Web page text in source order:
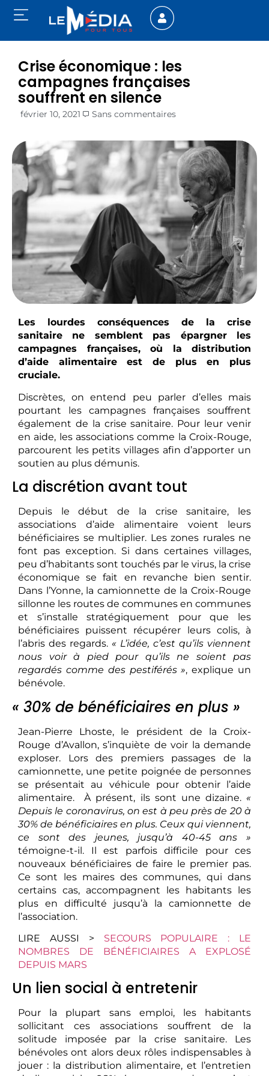
Crise économique : les
campagnes françaises
souffrent en silence
février 10, 2021 Sans commentaires
Les lourdes conséquences de la crise
sanitaire ne semblent pas épargner les
campagnes françaises, où la distribution
d’aide alimentaire est de plus en plus
cruciale.
Discrètes, on entend peu parler d’elles mais
pourtant les campagnes françaises souffrent
également de la crise sanitaire. Pour leur venir
en aide, les associations comme la Croix-Rouge,
parcourent les petits villages afin d’apporter un
soutien au plus démunis.
La discrétion avant tout
Depuis le début de la crise sanitaire, les
associations d’aide alimentaire voient leurs
bénéficiaires se multiplier. Les zones rurales ne
font pas exception. Si dans certaines villages,
peu d’habitants sont touchés par le virus, la crise
économique se fait en revanche bien sentir.
Dans l’Yonne, la camionnette de la Croix-Rouge
sillonne les routes de communes en communes
et s’installe stratégiquement pour que les
bénéficiaires puissent récupérer leurs colis, à
l’abris des regards. « L’idée, c’est qu’ils viennent
nous voir à pied pour qu’ils ne soient pas
regardés comme des pestiférés », explique un
bénévole.
« 30% de bénéficiaires en plus »
Jean-Pierre Lhoste, le président de la Croix-
Rouge d’Avallon, s’inquiète de voir la demande
exploser. Lors des premiers passages de la
camionnette, une petite poignée de personnes
se présentait au véhicule pour obtenir l’aide
alimentaire. À présent, ils sont une dizaine. «
Depuis le coronavirus, on est à peu près de 20 à
30% de bénéficiaires en plus. Ceux qui viennent,
ce sont des jeunes, jusqu’à 40-45 ans »
témoigne-t-il. Il est parfois difficile pour ces
nouveaux bénéficiaires de faire le premier pas.
Ce sont les maires des communes, qui dans
certains cas, accompagnent les habitants les
plus en difficulté jusqu’à la camionnette de
l’association.
LIRE AUSSI > SECOURS POPULAIRE : LE
NOMBRES DE BÉNÉFICIAIRES A EXPLOSÉ
DEPUIS MARS
Un lien social à entretenir
Pour la plupart sans emploi, les habitants
sollicitant ces associations souffrent de la
solitude imposée par la crise sanitaire. Les
bénévoles ont alors deux rôles indispensables à
jouer : la distribution alimentaire, et l’entretien